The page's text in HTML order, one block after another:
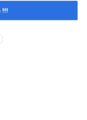
en Lobos
de
millones
!!!